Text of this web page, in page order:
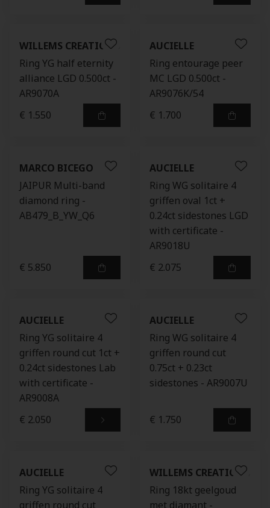
WILLEMS CREATIONS
Ring YG half eternity
alliance LGD 0.500ct -
AR9070A
€ 1.550
AUCIELLE
Ring entourage peer
MC LGD 0.500ct -
AR9076K/54
€ 1.700
MARCO BICEGO
JAIPUR Multi-band
diamond ring -
AB479_B_YW_Q6
€ 5.850
AUCIELLE
Ring WG solitaire 4
griffen oval 1ct +
0.24ct sidestones LGD
with certificate -
AR9018U
€ 2.075
AUCIELLE
Ring YG solitaire 4
griffen round cut 1ct +
0.24ct sidestones Lab
with certificate -
AR9008A
€ 2.050
AUCIELLE
Ring WG solitaire 4
griffen round cut
0.75ct + 0.23ct
sidestones - AR9007U
€ 1.750
AUCIELLE
Ring YG solitaire 4
griffen round cut
WILLEMS CREATIONS
Ring 18kt geelgoud
met diamant -